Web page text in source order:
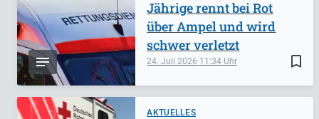
bookmark_border
24. Juli 2026 11:34
Jährige rennt bei Rot
über Ampel und wird
schwer verletzt
AKTUELLES